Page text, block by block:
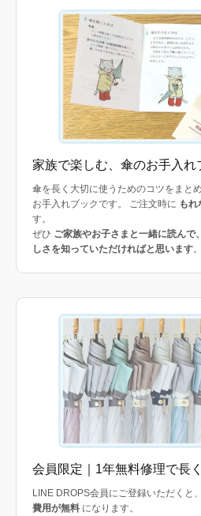
家族で楽しむ、傘のお手入れ
傘を長く大切に使うためのコツをまと
お手入れブックです。 ご注文時に もれ
す。
ぜひ ご家族やお子さまと一緒に読んで
しさを知っていただければと思います。
会員限定｜1年無料修理で長
LINE DROPS会員にご登録いただくと、
費用が無料 になります。